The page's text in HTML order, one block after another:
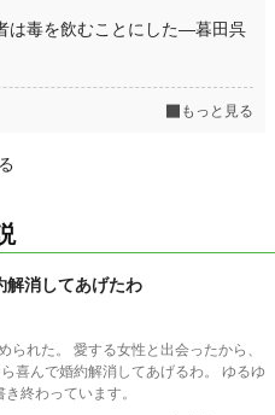
は毒を飲むことにした―暮田呉
もっと見る
解消してあげたわ
られた。 愛する女性と出会ったから、
んで婚約解消してあげるわ。 ゆるゆ
終わっています。